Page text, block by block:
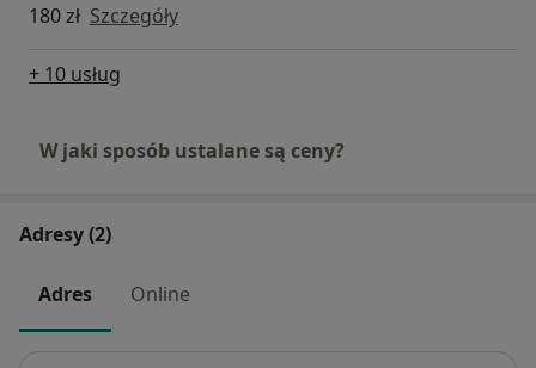
180 zł Szczegóły
+ 10 usług
W jaki sposób ustalane są ceny?
Adresy (2)
Adres Online